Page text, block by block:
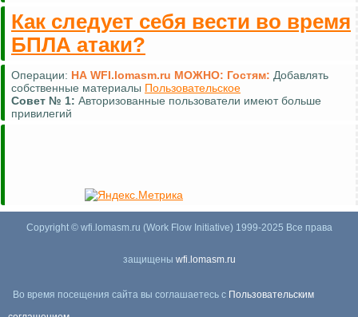
Как следует себя вести во время
БПЛА атаки?
Операции: НА WFI.lomasm.ru МОЖНО: Гостям: Добавлять
собственные материалы Пользовательское
Совет № 1: Авторизованные пользователи имеют больше
привилегий
Copyright © wfi.lomasm.ru (Work Flow Initiative) 1999-2025 Все права
защищены wfi.lomasm.ru
Во время посещения сайта вы соглашаетесь с Пользовательским